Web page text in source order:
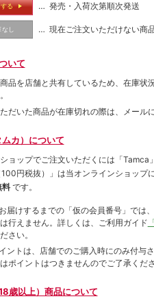
る … 発売・入荷次第順次発送
し … 現在ご注文いただけない商
いて
品を店舗と共有しているため、在庫状
だいた商品が在庫切れの際は、メール
カ）について
ョップでご注⽂いただくには「Tamca
100円税抜）
」は当オンラインショップ
料 です。
届けするまでの「仮の会員番号」では
⾏えません。詳しくは、ご利⽤ガイド
さい。
ントは、店舗でのご購⼊時にのみ付与
ポイントはつきませんのでご了承くださ
歳以上）商品について